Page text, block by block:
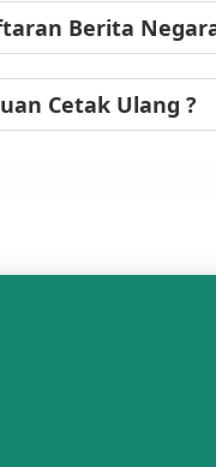
Berita
Cetak Ulang ?